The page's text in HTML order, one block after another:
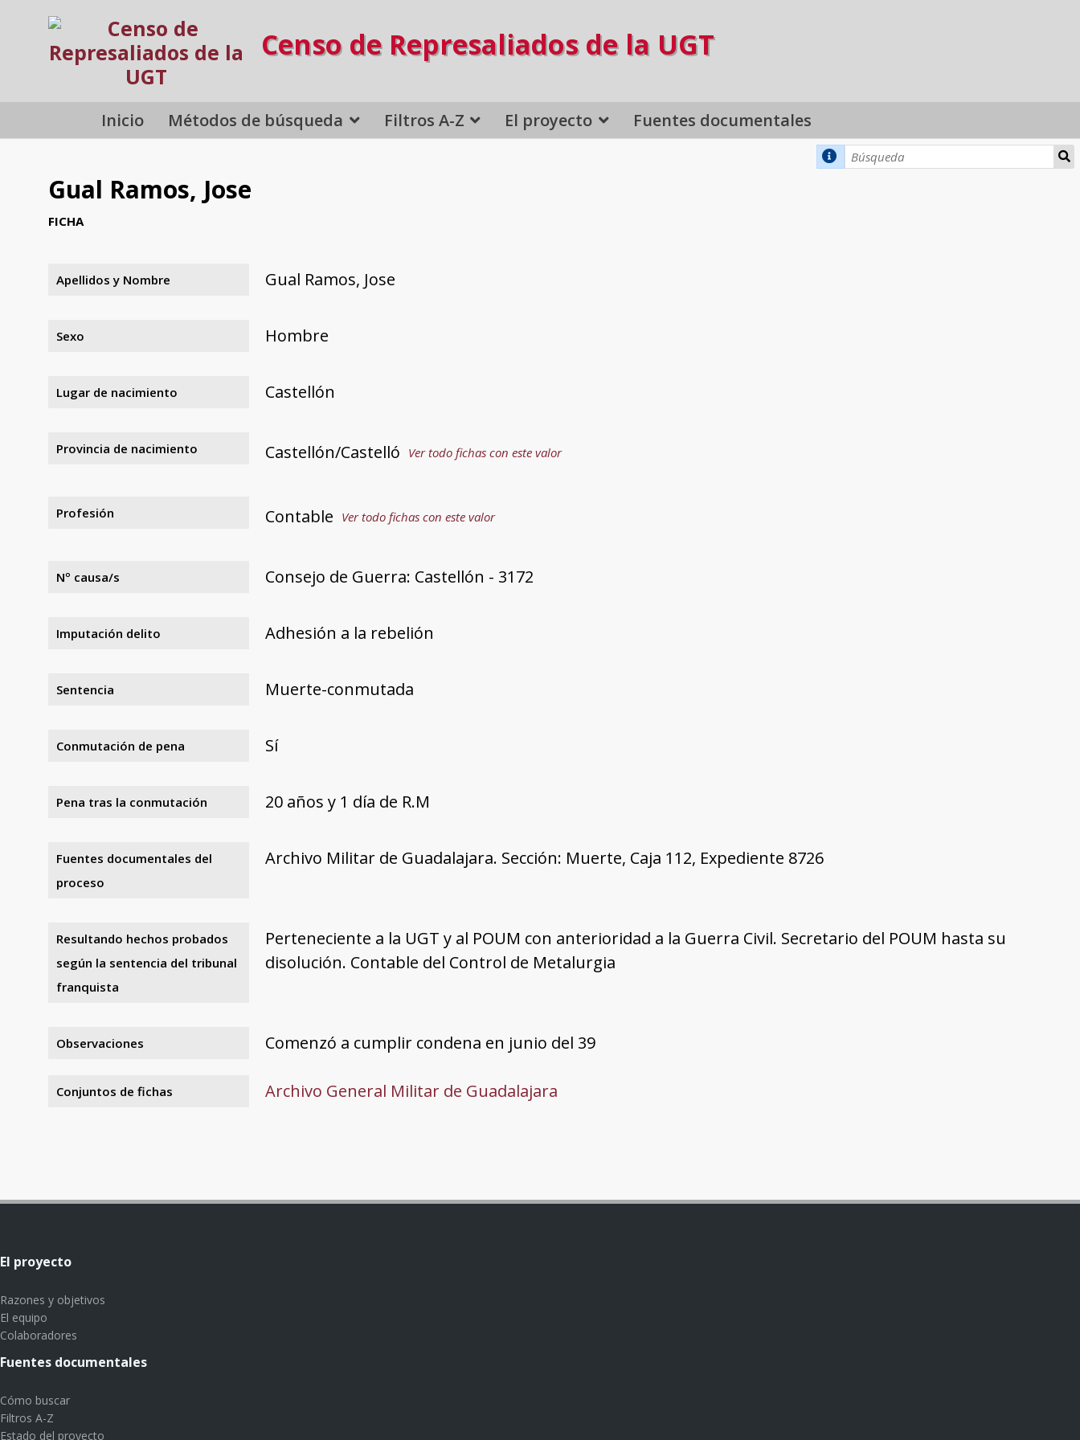
Censo de Represaliados de la UGT
Inicio Métodos de búsqueda Filtros A-Z El proyecto Fuentes documentales
Gual Ramos, Jose
FICHA
Apellidos y Nombre Gual Ramos, Jose
Sexo Hombre
Lugar de nacimiento Castellón
Provincia de nacimiento Castellón/Castelló Ver todo fichas con este valor
Profesión Contable Ver todo fichas con este valor
Nº causa/s Consejo de Guerra: Castellón - 3172
Imputación delito Adhesión a la rebelión
Sentencia Muerte-conmutada
Conmutación de pena Sí
Pena tras la conmutación 20 años y 1 día de R.M
Fuentes documentales del
proceso
Archivo Militar de Guadalajara. Sección: Muerte, Caja 112, Expediente 8726
Resultando hechos probados
según la sentencia del tribunal
franquista
Perteneciente a la UGT y al POUM con anterioridad a la Guerra Civil. Secretario del POUM hasta su
disolución. Contable del Control de Metalurgia
Observaciones Comenzó a cumplir condena en junio del 39
Conjuntos de fichas Archivo General Militar de Guadalajara
El proyecto
Razones y objetivos
El equipo
Colaboradores
Fuentes documentales
Cómo buscar
Filtros A-Z
Estado del proyecto